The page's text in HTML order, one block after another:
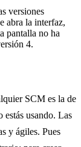
versiones
abra la interfaz,
pantalla no ha
4.
SCM es la de
estás usando. Las
y ágiles. Pues